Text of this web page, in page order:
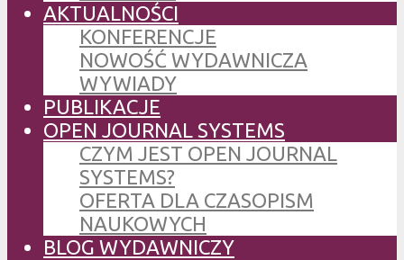
AKTUALNOŚCI
KONFERENCJE
NOWOŚĆ WYDAWNICZA
WYWIADY
PUBLIKACJE
OPEN JOURNAL SYSTEMS
CZYM JEST OPEN JOURNAL
SYSTEMS?
OFERTA DLA CZASOPISM
NAUKOWYCH
BLOG WYDAWNICZY